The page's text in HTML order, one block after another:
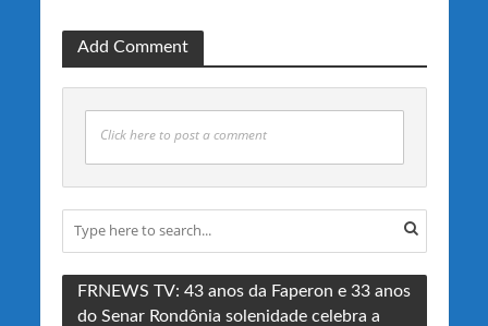
Add Comment
Click here to post a comment
FRNEWS TV: 43 anos da Faperon e 33 anos
do Senar Rondônia solenidade celebra a